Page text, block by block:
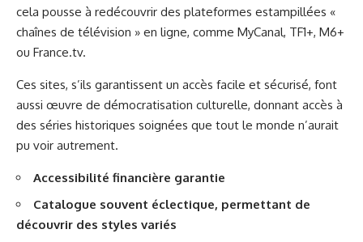
cela pousse à redécouvrir des plateformes estampillées «
chaînes de télévision » en ligne, comme MyCanal, TF1+, M6+
ou France.tv.
Ces sites, s’ils garantissent un accès facile et sécurisé, font
aussi œuvre de démocratisation culturelle, donnant accès à
des séries historiques soignées que tout le monde n’aurait
pu voir autrement.
Accessibilité financière garantie
Catalogue souvent éclectique, permettant de
découvrir des styles variés